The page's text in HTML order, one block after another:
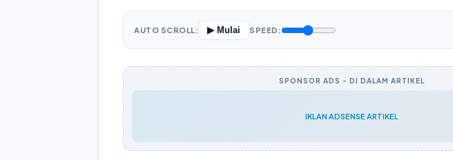
AUTO SCROLL: ▶ Mulai SPEED:
SPONSOR ADS - DI DALAM ARTIKEL
IKLAN ADSENSE ARTIKEL